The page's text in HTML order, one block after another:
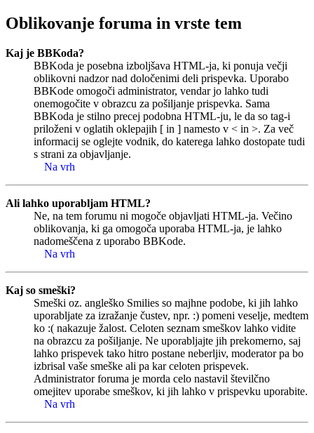
Oblikovanje foruma in vrste tem
Kaj je BBKoda?
BBKoda je posebna izboljšava HTML-ja, ki ponuja večji
oblikovni nadzor nad določenimi deli prispevka. Uporabo
BBKode omogoči administrator, vendar jo lahko tudi
onemogočite v obrazcu za pošiljanje prispevka. Sama
BBKoda je stilno precej podobna HTML-ju, le da so tag-i
priloženi v oglatih oklepajih [ in ] namesto v < in >. Za več
informacij se oglejte vodnik, do katerega lahko dostopate tudi
s strani za objavljanje.
Na vrh
Ali lahko uporabljam HTML?
Ne, na tem forumu ni mogoče objavljati HTML-ja. Večino
oblikovanja, ki ga omogoča uporaba HTML-ja, je lahko
nadomeščena z uporabo BBKode.
Na vrh
Kaj so smeški?
Smeški oz. angleško Smilies so majhne podobe, ki jih lahko
uporabljate za izražanje čustev, npr. :) pomeni veselje, medtem
ko :( nakazuje žalost. Celoten seznam smeškov lahko vidite
na obrazcu za pošiljanje. Ne uporabljajte jih prekomerno, saj
lahko prispevek tako hitro postane neberljiv, moderator pa bo
izbrisal vaše smeške ali pa kar celoten prispevek.
Administrator foruma je morda celo nastavil številčno
omejitev uporabe smeškov, ki jih lahko v prispevku uporabite.
Na vrh